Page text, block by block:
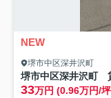
NEW
堺市中区深井沢町
堺市中区深井沢町
33万円 (0.96万円/